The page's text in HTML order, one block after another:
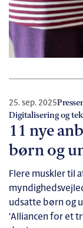
25. sep. 2025
Digitalisering og
11 nye
børn og
Flere muskler til
udsatte børn og
’Alliancen for et